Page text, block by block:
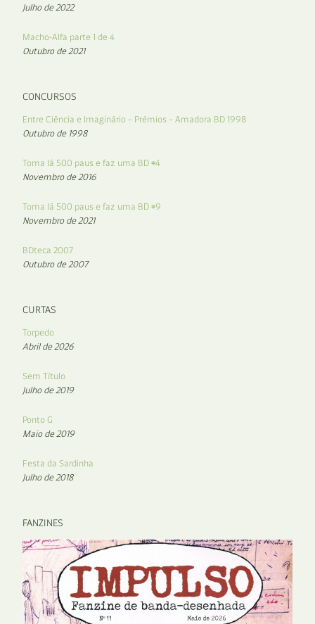
Julho de 2022
Macho-Alfa parte 1 de 4
Outubro de 2021
CONCURSOS
Entre Ciência e Imaginário – Prémios – Amadora BD 1998
Outubro de 1998
Toma lá 500 paus e faz uma BD #4
Novembro de 2016
Toma lá 500 paus e faz uma BD #9
Novembro de 2021
BDteca 2007
Outubro de 2007
CURTAS
Torpedo
Abril de 2026
Sem Título
Julho de 2019
Ponto G
Maio de 2019
Festa da Sardinha
Julho de 2018
FANZINES